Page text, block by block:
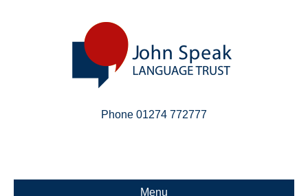
Phone 01274 772777
Menu